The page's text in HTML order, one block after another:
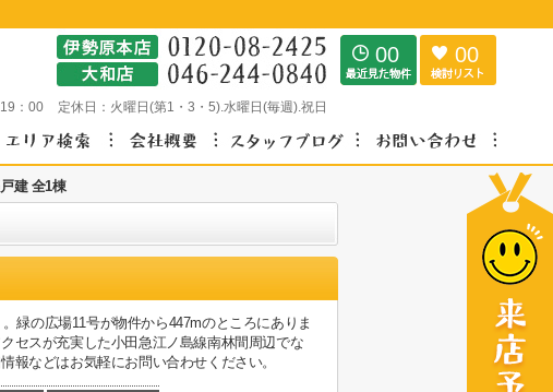
：00 定休日： 火曜日(第1・3・5).水曜日(毎週).祝日
00 00
建 全1棟
緑の広場11号が物件から447mのところにありま
セスが充実した小田急江ノ島線南林間周辺でな
報などはお気軽にお問い合わせください。